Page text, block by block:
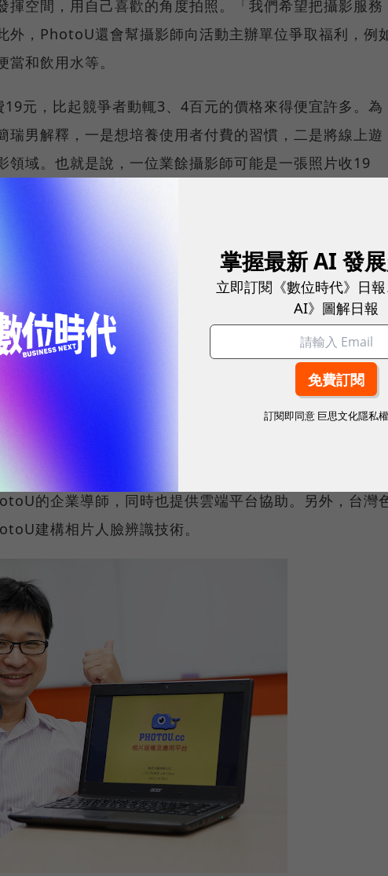
揮空間，用自己喜歡的角度拍照。「我們希望把攝影服務
外，PhotoU還會幫攝影師向活動主辦單位爭取福利，例
和飲用水等。
元，比起競爭者動輒3、4百元的價格來得便宜許多。為
瑞男解釋，一是想培養使用者付費的習慣，二是將線上遊
領域。也就是說，一位業餘攝影師可能是一張照片收19
片的價格也會跟著上漲。而為了幫助平台上的業餘攝影
請資深講師提供教育訓練。
！全球永續指標企業認證☀️100 MVP等你角逐雙獎榮譽
說自己從學生時代就開始接觸攝影，到目前為止，已經有
機、類單眼、微單眼，各式各樣的相機他都玩過。就連接
不忘隨身帶著好幾組沉重的高規格裝備在身上。「我們就
，但簡瑞男的眉宇之間流露出來的，卻是他對攝影的狂熱
但是已經吸引到不少目光。今年6月，他們入選第三屆雲
的企業導師，同時也提供雲端平台協助。另外，台灣
建構相片人臉辨識技術。
掌握最新 AI 發
立即訂閱《數位時代》日
AI》圖解日報
訂閱即同意 巨思文化隱私